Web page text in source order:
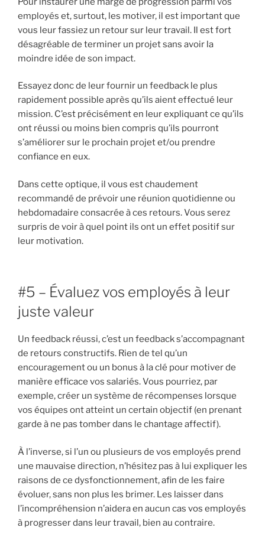
employés et, surtout, les motiver, il est important que
vous leur fassiez un retour sur leur travail. Il est fort
désagréable de terminer un projet sans avoir la
moindre idée de son impact.
Essayez donc de leur fournir un feedback le plus
rapidement possible après qu’ils aient effectué leur
mission. C’est précisément en leur expliquant ce qu’ils
ont réussi ou moins bien compris qu’ils pourront
s’améliorer sur le prochain projet et/ou prendre
confiance en eux.
Dans cette optique, il vous est chaudement
recommandé de prévoir une réunion quotidienne ou
hebdomadaire consacrée à ces retours. Vous serez
surpris de voir à quel point ils ont un effet positif sur
leur motivation.
#5 – Évaluez vos employés à leur
juste valeur
Un feedback réussi, c’est un feedback s’accompagnant
de retours constructifs. Rien de tel qu’un
encouragement ou un bonus à la clé pour motiver de
manière efficace vos salariés. Vous pourriez, par
exemple, créer un système de récompenses lorsque
vos équipes ont atteint un certain objectif (en prenant
garde à ne pas tomber dans le chantage affectif).
À l’inverse, si l’un ou plusieurs de vos employés prend
une mauvaise direction, n’hésitez pas à lui expliquer les
raisons de ce dysfonctionnement, afin de les faire
évoluer, sans non plus les brimer. Les laisser dans
l’incompréhension n’aidera en aucun cas vos employés
à progresser dans leur travail, bien au contraire.